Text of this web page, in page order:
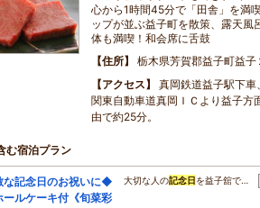
心から1時間45分で「田舎」を満
ップが並ぶ益子町を散策、露天風
体も満喫！和会席に舌鼓
住所
栃木県芳賀郡益子町益子
アクセス
真岡鉄道益子駅下
関東自動車道真岡ＩＣより益子方
由で約25分。
む宿泊プラン
な記念日のお祝いに◆
ルケーキ付《旬菜彩
大切な人の記念日 を益子舘で…